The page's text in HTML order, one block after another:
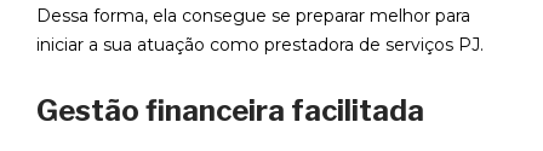
Dessa forma, ela consegue se preparar melhor para
iniciar a sua atuação como prestadora de serviços PJ.
Gestão financeira facilitada